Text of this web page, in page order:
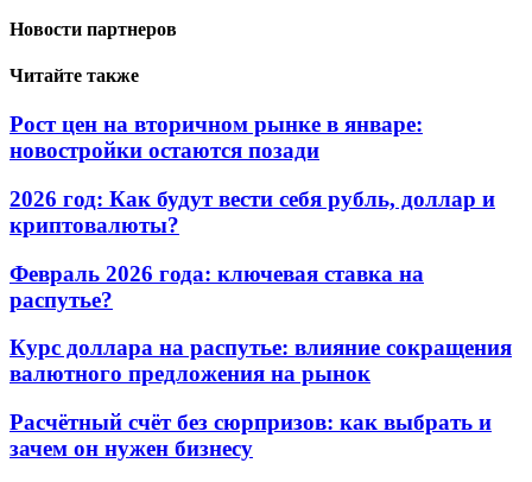
Новости партнеров
Читайте также
Рост цен на вторичном рынке в январе:
новостройки остаются позади
2026 год: Как будут вести себя рубль, доллар и
криптовалюты?
Февраль 2026 года: ключевая ставка на
распутье?
Курс доллара на распутье: влияние сокращения
валютного предложения на рынок
Расчётный счёт без сюрпризов: как выбрать и
зачем он нужен бизнесу